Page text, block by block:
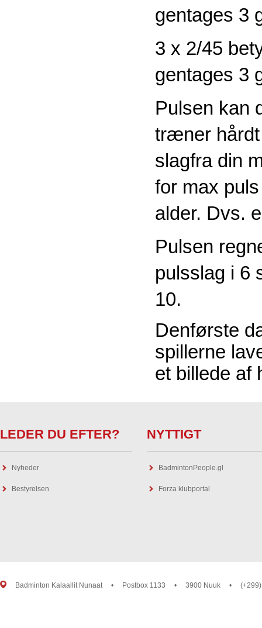
gentages 3
3 x 2/45
gentages 3
Pulsen kan
træner hårdt
slagfra din
for max
alder. Dvs.
Pulsen
pulsslag i 6
10.
Denførste
spillerne
et billede af
LEDER DU EFTER?
Nyheder
Bestyrelsen
NYTTIGT
BadmintonPeople.gl
Forza klubportal
Badminton Kalaallit Nunaat • Postbox 1133 • 3900 Nuuk •